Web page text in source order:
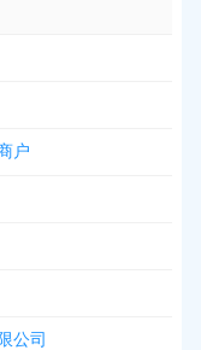
户
公司